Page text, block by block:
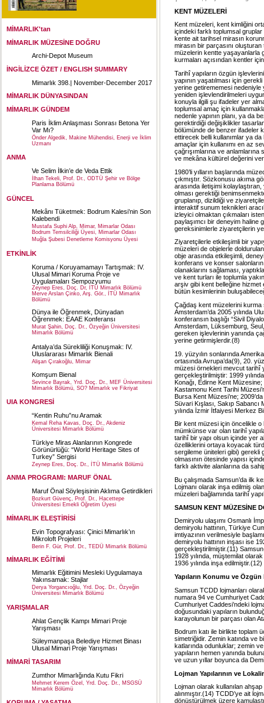
MİMARLIK'tan
MİMARLIK MÜZESİNE DOĞRU
Archi-Depot Museum
İNGİLİZCE ÖZET / ENGLISH SUMMARY
Mimarlık 398.| November-December 2017
MİMARLIK DÜNYASINDAN
MİMARLIK GÜNDEM
Paris İklim Anlaşması Sonrası Betona Yer
Var Mı?
Önder Algedik, Makine Mühendisi, Enerji ve İklim
Uzmanı
ANMA
Ve Selim İlkin’e de Veda Ettik
İlhan Tekeli, Prof. Dr., ODTÜ Şehir ve Bölge
Planlama Bölümü
GÜNCEL
Mekânı Tüketmek: Bodrum Kalesi’nin Son
Kalebendi
Mustafa Suphi Alp, Mimar, Mimarlar Odası
Bodrum Temsilciliği Üyesi, Mimarlar Odası
Muğla Şubesi Denetleme Komisyonu Üyesi
ETKİNLİK
Koruma / Koruyamamayı Tartışmak: IV.
Ulusal Mimari Koruma Proje ve
Uygulamaları Sempozyumu
Zeynep Eres, Doç. Dr, İTÜ Mimarlık Bölümü
Merve Arslan Çinko, Arş. Gör., İTÜ Mimarlık
Bölümü
Dünya ile Öğrenmek, Dünyadan
Öğrenmek: EAAE Konferansı
Murat Şahin, Doç. Dr., Özyeğin Üniversitesi
Mimarlık Bölümü
Antalya’da Sürekliliği Konuşmak: IV.
Uluslararası Mimarlık Bienali
Alişan Çırakoğlu, Mimar
Komşum Bienal
Sevince Bayrak, Yrd. Doç. Dr., MEF Üniversitesi
Mimarlık Bölümü, SO? Mimarlık ve Fikriyat
UIA KONGRESİ
“Kentin Ruhu”nu Aramak
Kemal Reha Kavas, Doç. Dr., Akdeniz
Üniversitesi Mimarlık Bölümü
Türkiye Miras Alanlarının Kongrede
Görünürlüğü: “World Heritage Sites of
Turkey” Sergisi
Zeynep Eres, Doç. Dr., İTÜ Mimarlık Bölümü
ANMA PROGRAMI: MARUF ÖNAL
Maruf Önal Söyleşisinin Aklıma Getirdikleri
Bozkurt Güvenç, Prof. Dr., Hacettepe
Üniversitesi Emekli Öğretim Üyesi
MİMARLIK ELEŞTİRİSİ
Evin Topografyası: Çinici Mimarlık’ın
Mikroloft Projeleri
Berin F. Gür, Prof. Dr., TEDÜ Mimarlık Bölümü
MİMARLIK EĞİTİMİ
Mimarlık Eğitimini Mesleki Uygulamaya
Yakınsamak: Stajlar
Derya Yorgancıoğlu, Yrd. Doç. Dr., Özyeğin
Üniversitesi Mimarlık Bölümü
YARIŞMALAR
Ahlat Gençlik Kampı Mimari Proje
Yarışması
Süleymanpaşa Belediye Hizmet Binası
Ulusal Mimari Proje Yarışması
MİMARİ TASARIM
Zumthor Mimarlığında Kutu Fikri
Mehmet Kerem Özel, Yrd. Doç. Dr., MSGSÜ
Mimarlık Bölümü
KENT MÜZELERİ
Kent müzeleri, kent kimliğini
içindeki farklı toplumsal
kente ait tarihsel mirasın
mirasın bir parçasını
müzelerin kentte yaşayanlarla
kurmaları açısından kentler
Tarihî yapıların özgün
yapının yaşatılması için
yerine getirememesi nedeniyle
yeniden işlevlendirilmeleri
konuyla ilgili şu ifadeler yer
toplumsal amaç için
nedenle yapının planı, ya da
gerektirdiği değişiklikler
bölümünde de benzer ifadeler
ettirecek belli kullanımlar ya da
amaçlar için kullanımı en az
çağrışımlarına ve
ve mekâna kültürel değerini
1980’li yılların başlarında
çıkmıştır. Sözkonusu akıma
arasında iletişimi
olması gerektiği
gruplanıp, dizildiği ve
interaktif sunum teknikleri
izleyici olmaktan çıkmaları
paylaşımcı bir deneyim haline
gereksinimlerle ziyaretçilerin
Ziyaretçilerle etkileşimli bir
müzeleri de objelerle
obje arasında etkileşimli,
konferans ve konser
olanaklarını sağlaması,
ve kent turları ile toplumla
arşiv gibi kent belleğine hizmet
bütün kesimlerinin
Çağdaş kent müzelerini kurma
Amsterdam’da 2005 yılında
konferansın başlığı “Sivil
Amsterdam, Lüksemburg,
gereken işlevlerinin yanında
yerine getirmişlerdir.(8)
19. yüzyılın sonlarında
ortasında Avrupa’da(9), 20.
müzesi örnekleri mevcut tarihî
gerçekleştirilmiştir: 1999
Konağı, Edirne Kent Müzesine;
Kastamonu Kent Tarihi
Bursa Kent Müzesi’ne;
Süvari Kışlası, Sakıp
yılında İzmir İtfaiyesi Merkez
Bir kent müzesi için öncelikle
mümkünse var olan tarihî
tarihî bir yapı olsun içinde yer
özelliklerini ortaya koyacak
sergileme üniteleri gibi) gerekli
olmasının ötesinde yapısı
farklı aktivite alanlarına da
Bu çalışmada Samsun’da ilk
Lojmanı olarak inşa edilmiş
müzeleri bağlamında tarihî
SAMSUN KENT MÜZESİNE
Demiryolu ulaşımı Osmanlı
demiryolu hattının, Türkiye
imtiyazının verilmesiyle
demiryolu hattının inşası ise
gerçekleştirilmiştir.(11)
1928 yılında, müştemilat
1936 yılında inşa edilmiştir.(12)
Yapıların Konumu ve
Samsun TCDD lojmanları
numara 94 ve Cumhuriyet
Cumhuriyet Caddesi’ndeki
doğusundaki yapıların
karayolunun bir parçası olan
Bodrum katı ile birlikte toplam
simetriğidir. Zemin katında ve
katlarında odunluklar; zemin
yapıların hemen yanında
ve uzun yıllar boyunca da
Lojman Yapılarının ve
Lojman olarak kullanılan
alınmıştır.(14) TCDD’ye ait
dönüştürülmek üzere